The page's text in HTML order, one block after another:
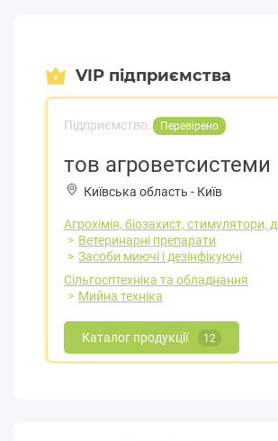
VIP підприємства
Підприємство: Перевірено
тов агроветсистеми
Київська область - Київ
Агрохімія, біозахист, стимулятори,
Ветеринарні препарати
Засоби миючі і дезінфікуючі
Сільгосптехніка та обладнання
Мийна техніка
Каталог продукції 12